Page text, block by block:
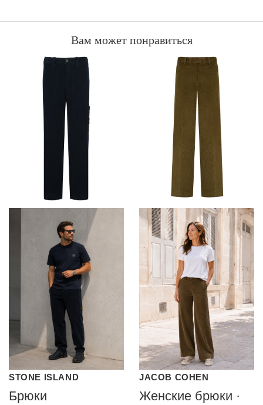
Вам может понравиться
STONE ISLAND
Брюки
JACOB COHEN
Женские брюки ·